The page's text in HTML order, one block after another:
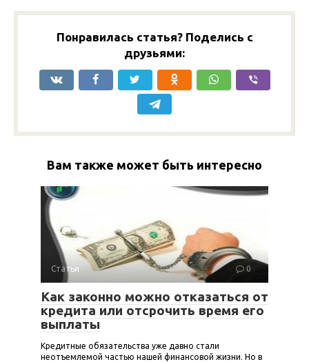
Понравилась статья? Поделись с
друзьями:
Вам также может быть интересно
Статьи 0
Как законно можно отказаться от
кредита или отсрочить время его
выплаты
Кредитные обязательства уже давно стали
неотъемлемой частью нашей финансовой жизни. Но в